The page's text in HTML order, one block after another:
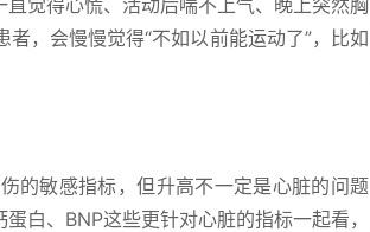
觉得心慌、活动后喘不上气、晚上突然胸
，会慢慢觉得“不如以前能运动了”，比如
的敏感指标，但升高不一定是心脏的问题
白、BNP这些更针对心脏的指标一起看，